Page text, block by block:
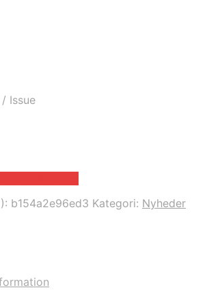
/ Issue
b154a2e96ed3 Kategori: Nyheder